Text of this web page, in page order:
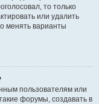
то только
или удалить
менять варианты
пользователям или
форумы, создавать в